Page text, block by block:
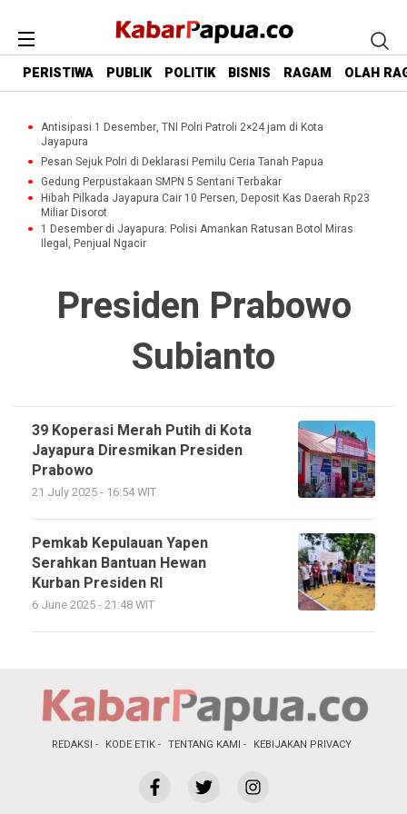
PERISTIWA PUBLIK POLITIK BISNIS RAGAM OLAH
Antisipasi 1 Desember, TNI Polri Patroli 2×24 jam di Kota
Jayapura
Pesan Sejuk Polri di Deklarasi Pemilu Ceria Tanah Papua
Gedung Perpustakaan SMPN 5 Sentani Terbakar
Hibah Pilkada Jayapura Cair 10 Persen, Deposit Kas Daerah Rp23
Miliar Disorot
1 Desember di Jayapura: Polisi Amankan Ratusan Botol Miras
Ilegal, Penjual Ngacir
Presiden Prabowo
Subianto
39 Koperasi Merah Putih di Kota
Jayapura Diresmikan Presiden
Prabowo
21 July 2025 - 16:54 WIT
Pemkab Kepulauan Yapen
Serahkan Bantuan Hewan
Kurban Presiden RI
6 June 2025 - 21:48 WIT
REDAKSI KODE ETIK TENTANG KAMI KEBIJAKAN PRIVACY